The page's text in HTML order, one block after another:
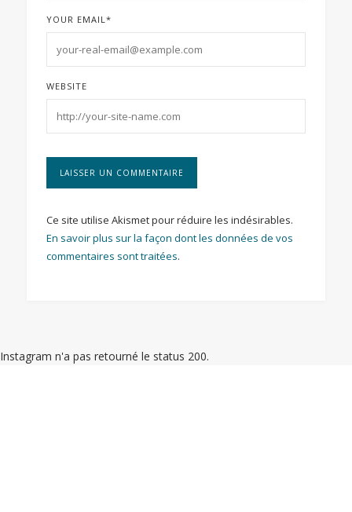
YOUR EMAIL*
WEBSITE
Ce site utilise Akismet pour réduire les indésirables.
En savoir plus sur la façon dont les données de vos
commentaires sont traitées.
Instagram n'a pas retourné le status 200.